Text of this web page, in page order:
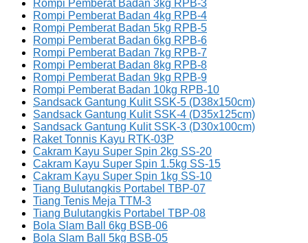
Rompi Pemberat Badan 3kg RPB-3
Rompi Pemberat Badan 4kg RPB-4
Rompi Pemberat Badan 5kg RPB-5
Rompi Pemberat Badan 6kg RPB-6
Rompi Pemberat Badan 7kg RPB-7
Rompi Pemberat Badan 8kg RPB-8
Rompi Pemberat Badan 9kg RPB-9
Rompi Pemberat Badan 10kg RPB-10
Sandsack Gantung Kulit SSK-5 (D38x150cm)
Sandsack Gantung Kulit SSK-4 (D35x125cm)
Sandsack Gantung Kulit SSK-3 (D30x100cm)
Raket Tonnis Kayu RTK-03P
Cakram Kayu Super Spin 2kg SS-20
Cakram Kayu Super Spin 1.5kg SS-15
Cakram Kayu Super Spin 1kg SS-10
Tiang Bulutangkis Portabel TBP-07
Tiang Tenis Meja TTM-3
Tiang Bulutangkis Portabel TBP-08
Bola Slam Ball 6kg BSB-06
Bola Slam Ball 5kg BSB-05